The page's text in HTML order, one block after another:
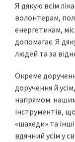
Я дякую всім
волонтерам,
енергетикам,
допомагає. Я
людей та за
Окреме
доручення й
напрямом:
інструментів,
«шахеди» та інші
вдячний усім у